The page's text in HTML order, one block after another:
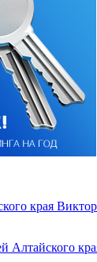
края
Алтайского